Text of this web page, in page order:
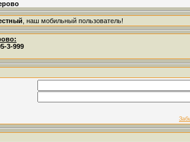
, наш мобильный пользователь!
3-999